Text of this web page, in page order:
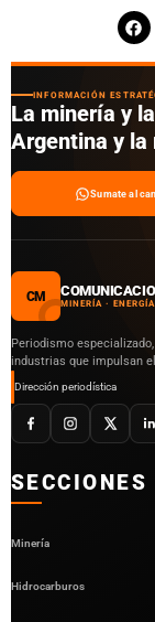
INFORMACIÓN
La minería y
Argentina y la
Sumate al
CM MINERÍA ·
Periodismo
industrias que impulsan
Dirección periodística
SECCIONES
Minería
Hidrocarburos